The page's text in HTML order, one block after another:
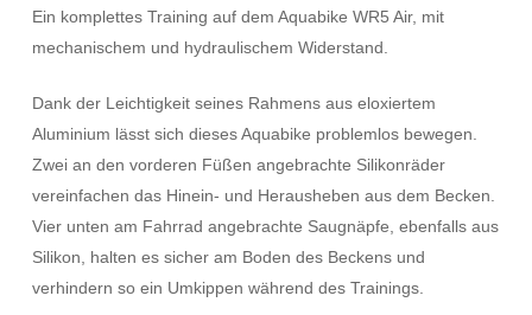
Ein komplettes Training auf dem Aquabike WR5 Air, mit
mechanischem und hydraulischem Widerstand.
Dank der Leichtigkeit seines Rahmens aus eloxiertem
Aluminium lässt sich dieses Aquabike problemlos bewegen.
Zwei an den vorderen Füßen angebrachte Silikonräder
vereinfachen das Hinein- und Herausheben aus dem Becken.
Vier unten am Fahrrad angebrachte Saugnäpfe, ebenfalls aus
Silikon, halten es sicher am Boden des Beckens und
verhindern so ein Umkippen während des Trainings.